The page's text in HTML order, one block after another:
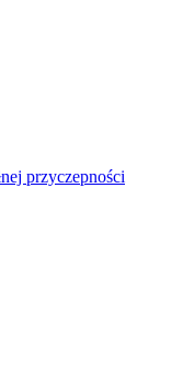
przyczepności